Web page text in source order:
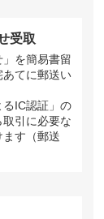
受取
」を簡易書留
あてに郵送い
るIC認証」の
引に必要な
す（郵送